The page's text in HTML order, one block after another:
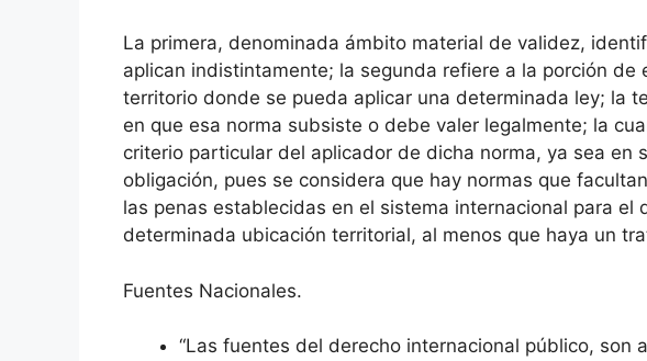
La primera, denominada ámbito material de validez,
aplican indistintamente; la segunda refiere a la porción
territorio donde se pueda aplicar una determinada ley; la
en que esa norma subsiste o debe valer legalmente; la
criterio particular del aplicador de dicha norma, ya sea
obligación, pues se considera que hay normas que
las penas establecidas en el sistema internacional para
determinada ubicación territorial, al menos que haya un
Fuentes Nacionales.
“Las fuentes del derecho internacional público,